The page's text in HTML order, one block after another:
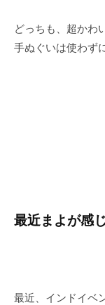
どっちも、超かわ
手ぬぐいは使わず
最近まよが感
最近、インドイベ